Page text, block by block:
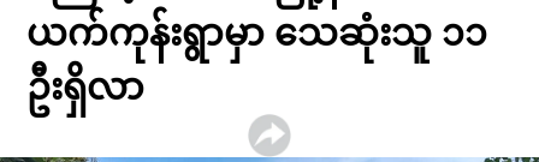
ယက်ကုန်းရွာမှာ သေဆုံးသူ ၁၁
ဦးရှိလာ